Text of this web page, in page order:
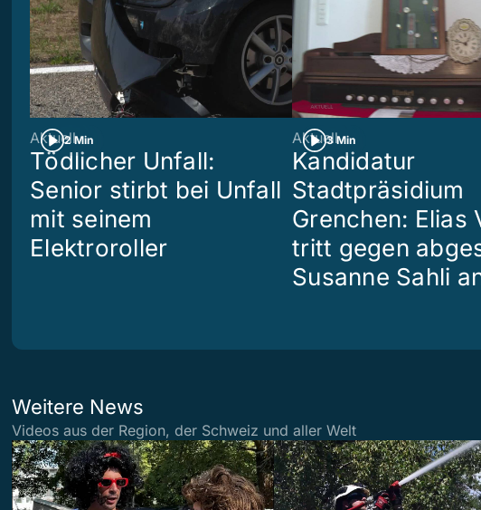
2 Min
Aktuell
Tödlicher Unfall:
Senior stirbt bei Unfall
mit seinem
Elektroroller
3 Min
Aktuell
Kandidatur
Stadtpräsidium
Grenchen: Elias
tritt gegen
Susanne Sahli
Weitere News
Videos aus der Region, der Schweiz und aller Welt